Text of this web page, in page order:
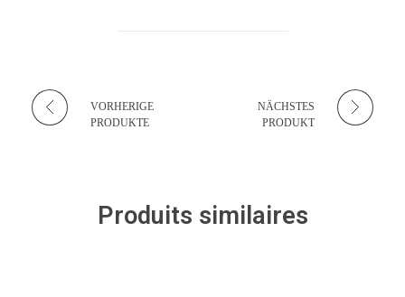
VORHERIGE
PRODUKTE
NÄCHSTES
PRODUKT
Produits similaires